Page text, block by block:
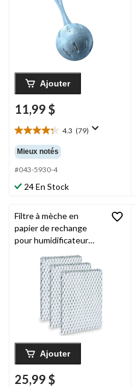
Ajouter
11,99 $
4.3 (79)
4.3
étoile(s)
sur
5.
79
évaluations
Mieux notés
#043-5930-4
24 En Stock
Filtre à mèche en
papier de rechange
pour humidificateur
PDQ-3 pour
humidificateurs
Holmes/Sunbeam/Bion
aire, paq. 3
Ajouter
25,99 $